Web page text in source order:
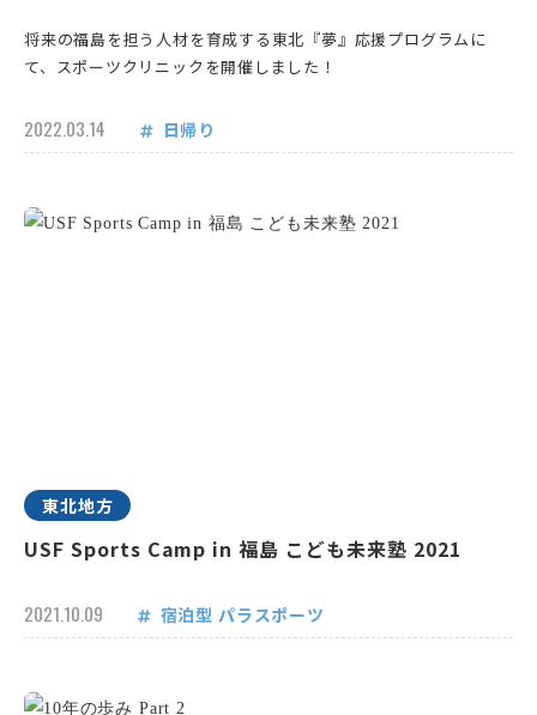
将来の福島を担う人材を育成する東北『夢』応援プログラムに
て、スポーツクリニックを開催しました！
2022.03.14 日帰り
東北地方
USF Sports Camp in 福島 こども未来塾 2021
2021.10.09 宿泊型 パラスポーツ